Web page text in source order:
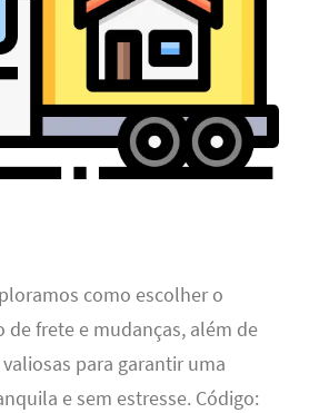
como escolher o
de frete e mudanças, além de
para garantir uma
e sem estresse. Código: